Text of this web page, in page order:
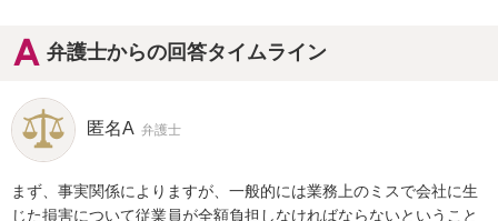
弁護士からの回答タイムライン
匿名A 弁護士
まず、事実関係によりますが、一般的には業務上のミスで会社に生
じた損害について従業員が全額負担しなければならないということ